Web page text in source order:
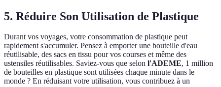
5. Réduire Son Utilisation de Plastique
Durant vos voyages, votre consommation de plastique peut
rapidement s'accumuler. Pensez à emporter une bouteille d'eau
réutilisable, des sacs en tissu pour vos courses et même des
ustensiles réutilisables. Saviez-vous que selon l'ADEME, 1 million
de bouteilles en plastique sont utilisées chaque minute dans le
monde ? En réduisant votre utilisation, vous contribuez à un